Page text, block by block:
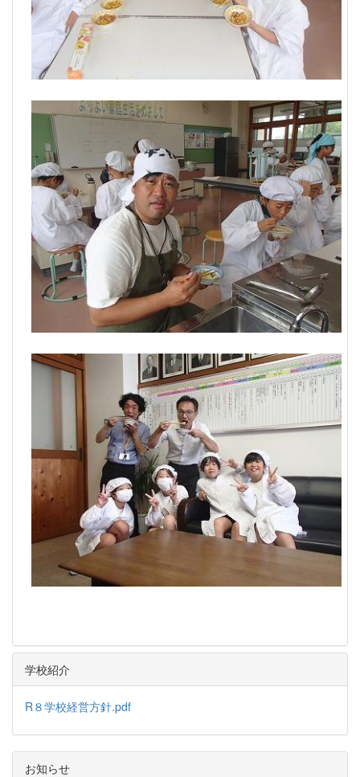
学校紹介
R８学校経営方針.pdf
お知らせ